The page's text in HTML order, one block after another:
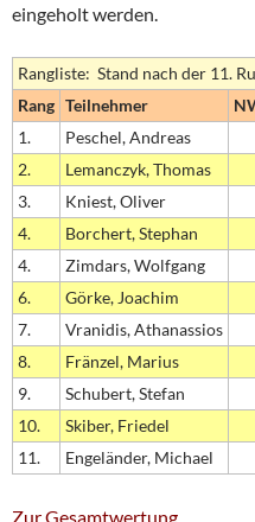
eingeholt werden.
Rangliste: Stand nach der 11.
Rang Teilnehmer
1.
Peschel, Andreas
2.
Lemanczyk, Thomas
3.
Kniest, Oliver
4.
Borchert, Stephan
4.
Zimdars, Wolfgang
6.
Görke, Joachim
7.
Vranidis, Athanassios
8.
Fränzel, Marius
9.
Schubert, Stefan
10.
Skiber, Friedel
11.
Engeländer, Michael
Zur Gesamtwertung